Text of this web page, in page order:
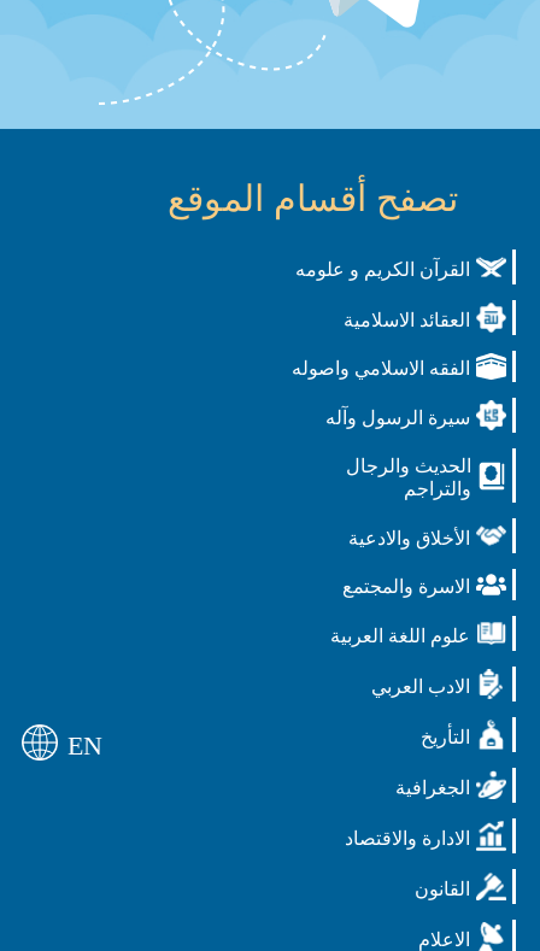
تصفح أقسام الموقع
القرآن الكريم و علومه
العقائد الاسلامية
الفقه الاسلامي واصوله
سيرة الرسول وآله
الحديث والرجال
والتراجم
الأخلاق والادعية
الاسرة والمجتمع
علوم اللغة العربية
الادب العربي
التأريخ
الجغرافية
الادارة والاقتصاد
القانون
الاعلام
EN